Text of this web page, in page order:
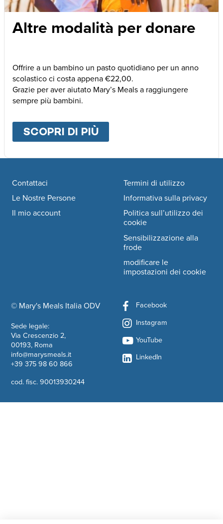
Altre modalità per donare
Offrire a un bambino un pasto quotidiano per un anno
scolastico ci costa appena €22,00.
Grazie per aver aiutato Mary’s Meals a raggiungere
sempre più bambini.
SCOPRI DI PIÙABOUT
Footer navigation
© Mary's Meals Italia ODVcompany information
Sede legale:
Via Crescenzio 2,
00193, Roma
info@marysmeals.it
+39 375 98 60 866
cod. fisc. 90013930244
Contattaci
Le Nostre Persone
Il mio account
Termini di utilizzo
Informativa sulla privacy
Politica sull’utilizzo dei
cookie
Sensibilizzazione alla
frode
modificare le
impostazioni dei cookie
Facebook
Instagram
YouTube
LinkedIn